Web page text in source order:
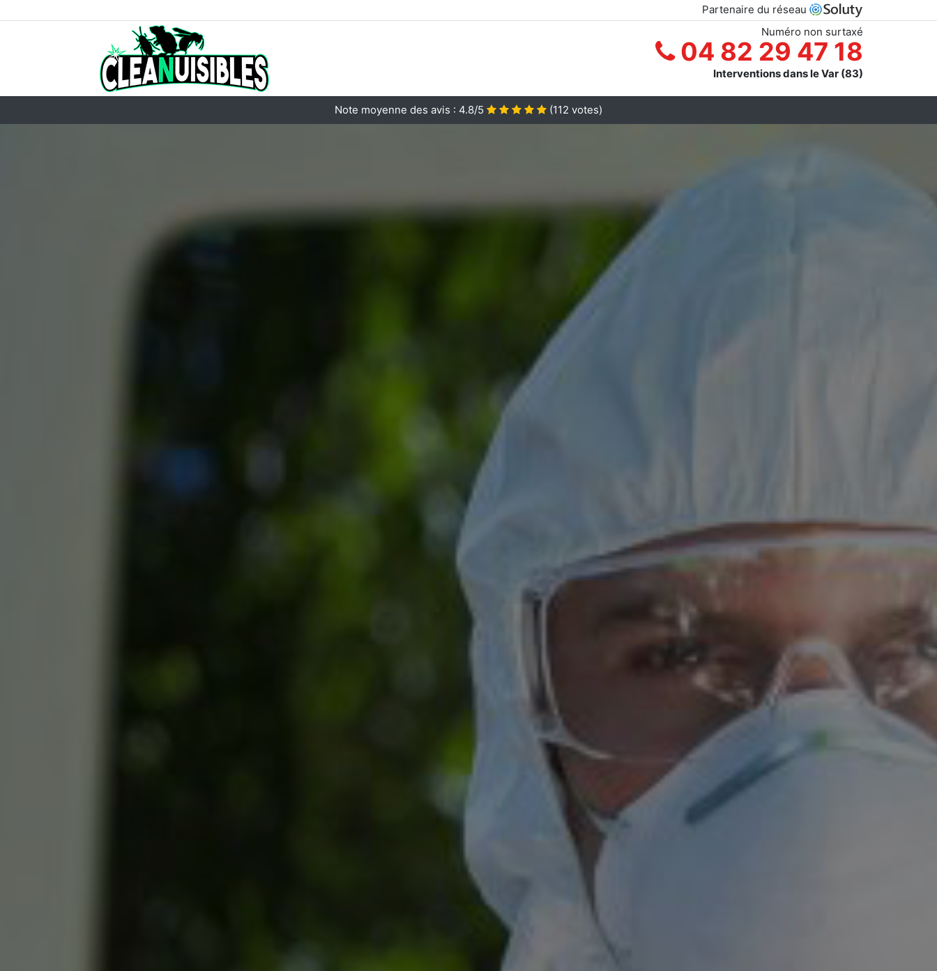
Partenaire du réseau
Numéro non surtaxé
04 82 29 47 18
Interventions dans le Var (83)
Note moyenne des avis : 4.8/5 (112 votes)